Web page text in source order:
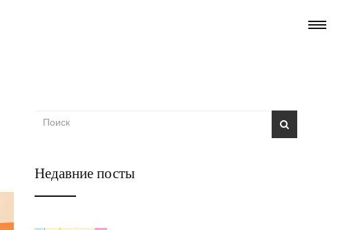
Недавние посты